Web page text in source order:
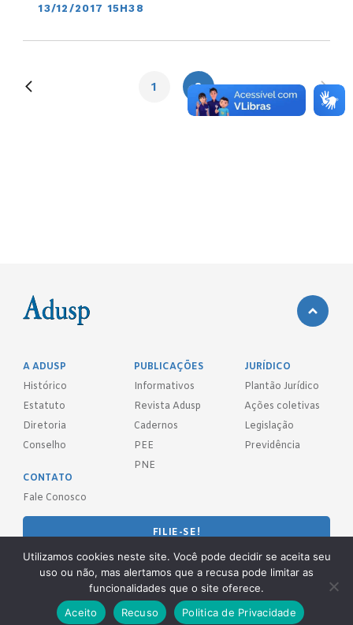
13/12/2017 15H38
1 2
A ADUSP
Histórico
Estatuto
Diretoria
Conselho
PUBLICAÇÕES
Informativos
Revista Adusp
Cadernos
PEE
PNE
JURÍDICO
Plantão Jurídico
Ações coletivas
Legislação
Previdência
CONTATO
Fale Conosco
FILIE-SE!
REDES SOCIAIS
Utilizamos cookies neste site. Você pode decidir se aceita seu
uso ou não, mas alertamos que a recusa pode limitar as
funcionalidades que o site oferece.
Aceito
Recuso Politica de Privacidade